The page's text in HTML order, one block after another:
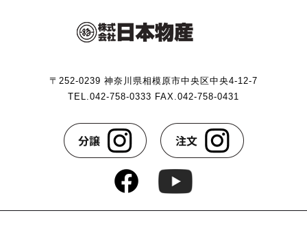
〒252-0239 神奈川県相模原市中央区中央4-12-7
TEL.042-758-0333 FAX.042-758-0431